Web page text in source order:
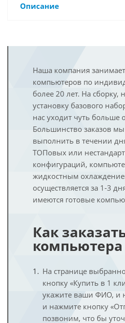
Описание
Наша компания
компьютеров по
более 20 лет. На сборку,
установку базового
нас уходит чуть больше
Большинство заказов
выполнить в течении
ТОПовых или
конфигураций,
жидкостным
осуществляется за 1-3
имеются готовые
Как
компьютера
На странице
кнопку «Купить в 1
укажите ваши ФИО, и
и нажмите кнопку
позвоним, что бы